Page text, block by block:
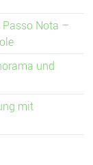
Nota –
und
mit